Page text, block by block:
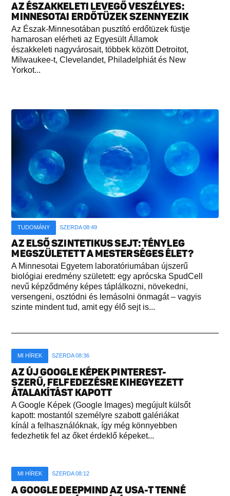
AZ ÉSZAKKELETI LEVEGŐ VESZÉLYES:
MINNESOTAI ERDŐTÜZEK SZENNYEZIK
Az Észak-Minnesotában pusztító erdőtüzek füstje
hamarosan elérheti az Egyesült Államok
északkeleti nagyvárosait, többek között Detroitot,
Milwaukee-t, Clevelandet, Philadelphiát és New
Yorkot...
TUDOMÁNY SZERDA 08:49
AZ ELSŐ SZINTETIKUS SEJT: TÉNYLEG
MEGSZÜLETETT A MESTERSÉGES ÉLET?
A Minnesotai Egyetem laboratóriumában újszerű
biológiai eredmény született: egy aprócska SpudCell
nevű képződmény képes táplálkozni, növekedni,
versengeni, osztódni és lemásolni önmagát – vagyis
szinte mindent tud, amit egy élő sejt is...
MI HÍREK SZERDA 08:36
AZ ÚJ GOOGLE KÉPEK PINTEREST-
SZERŰ, FELFEDEZÉSRE KIHEGYEZETT
ÁTALAKÍTÁST KAPOTT
A Google Képek (Google Images) megújult külsőt
kapott: mostantól személyre szabott galériákat
kínál a felhasználóknak, így még könnyebben
fedezhetik fel az őket érdeklő képeket...
MI HÍREK SZERDA 08:12
A GOOGLE DEEPMIND AZ USA-T TENNÉ